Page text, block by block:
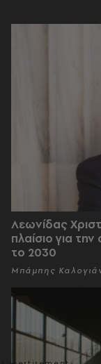
Λεωνίδας
πλαίσιο για
το 2030
Μπάμπης